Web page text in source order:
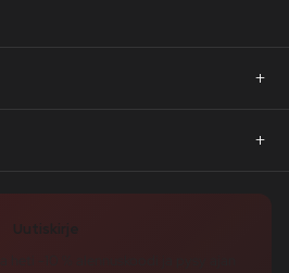
Uutiskirje